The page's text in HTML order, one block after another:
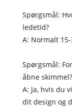
Spørgsmål:
ledetid?
A: Normalt
Spørgsmål:
åbne skimmel?
A: Ja, hvis du
dit design og